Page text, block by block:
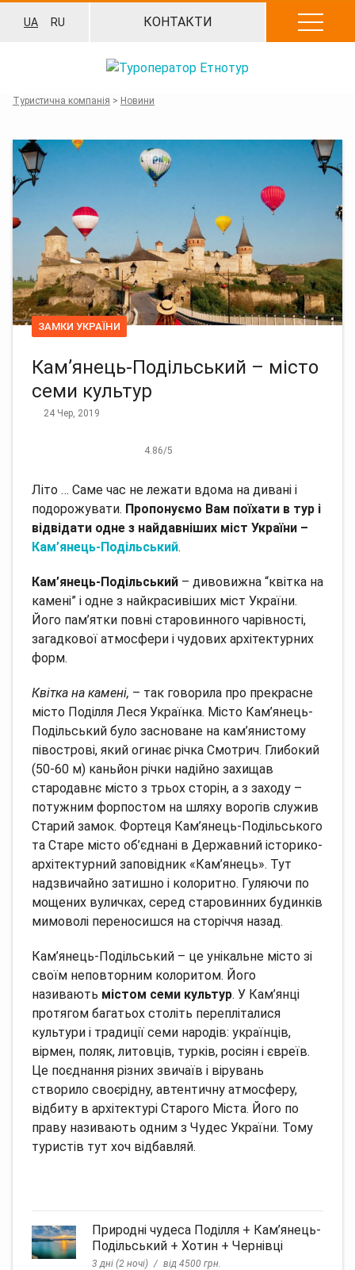
UA RU КОНТАКТИ
Туристична компанія > Новини
ЗАМКИ УКРАЇНИ
Кам’янець-Подільський – місто
семи культур
24 Чер, 2019
4.86/5
Літо … Саме час не лежати вдома на дивані і
подорожувати. Пропонуємо Вам поїхати в тур і
відвідати одне з найдавніших міст України –
Кам’янець-Подільський.
Кам’янець-Подільський – дивовижна “квітка на
камені” і одне з найкрасивіших міст України.
Його пам’ятки повні старовинного чарівності,
загадкової атмосфери і чудових архітектурних
форм.
Квітка на камені, – так говорила про прекрасне
місто Поділля Леся Українка. Місто Кам’янець-
Подільський було засноване на кам’янистому
півострові, який огинає річка Смотрич. Глибокий
(50-60 м) каньйон річки надійно захищав
стародавнє місто з трьох сторін, а з заходу –
потужним форпостом на шляху ворогів служив
Старий замок. Фортеця Кам’янець-Подільського
та Старе місто об’єднані в Державний історико-
архітектурний заповідник «Кам’янець». Тут
надзвичайно затишно і колоритно. Гуляючи по
мощених вуличках, серед старовинних будинків
мимоволі переносишся на сторіччя назад.
Кам’янець-Подільський – це унікальне місто зі
своїм неповторним колоритом. Його
називають містом семи культур. У Кам’янці
протягом багатьох століть перепліталися
культури і традиції семи народів: українців,
вірмен, поляк, литовців, турків, росіян і євреїв.
Це поєднання різних звичаїв і вірувань
створило своєрідну, автентичну атмосферу,
відбиту в архітектурі Старого Міста. Його по
праву називають одним з Чудес України. Тому
туристів тут хоч відбавляй.
Природні чудеса Поділля + Кам’янець-
Подільський + Хотин + Чернівці
3 дні (2 ночі) від 4500 грн.